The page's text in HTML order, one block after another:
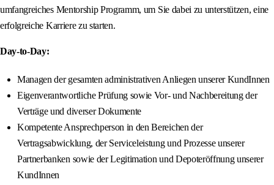
umfangreiches Mentorship Programm, um Sie dabei zu unterstützen, eine
erfolgreiche Karriere zu starten.
Day-to-Day:
Managen der gesamten administrativen Anliegen unserer KundInnen
Eigenverantwortliche Prüfung sowie Vor- und Nachbereitung der
Verträge und diverser Dokumente
Kompetente Ansprechperson in den Bereichen der
Vertragsabwicklung, der Serviceleistung und Prozesse unserer
Partnerbanken sowie der Legitimation und Depoteröffnung unserer
KundInnen